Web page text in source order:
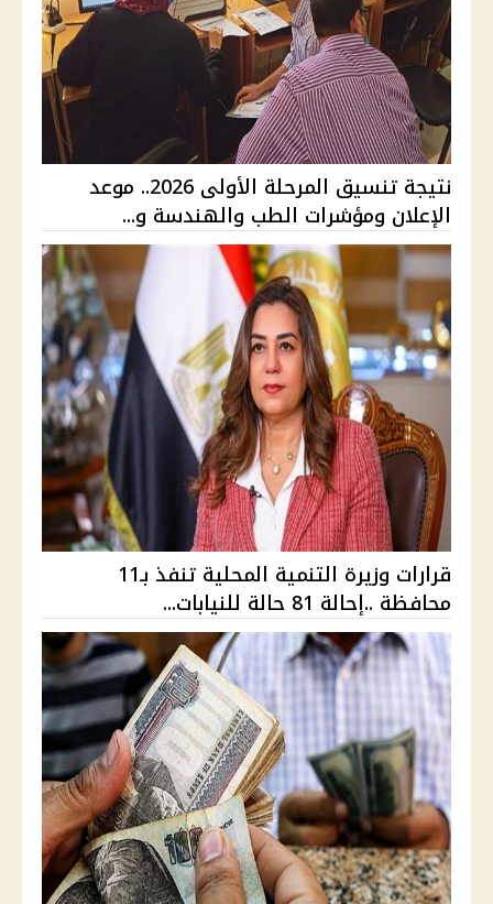
نتيجة تنسيق المرحلة الأولى 2026.. موعد
الإعلان ومؤشرات الطب والهندسة و...
قرارات وزيرة التنمية المحلية تنفذ بـ11
محافظة ..إحالة 81 حالة للنيابات...